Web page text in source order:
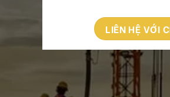
LIÊN HỆ VỚI